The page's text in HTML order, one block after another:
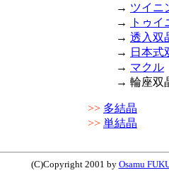
→ ツイ
→
トゥ
→ 透入双
→ 日本式
→ マクル
→ 輪座双
>> 多結晶
>> 単結晶
(C)Copyright 2001 by Osamu